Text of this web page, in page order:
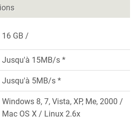
16 GB
Jusqu'à 15MB/s *
Jusqu'à 5MB/s *
Windows 8, 7, Vista, XP, Me, 2000 /
Mac OS X / Linux 2.6x